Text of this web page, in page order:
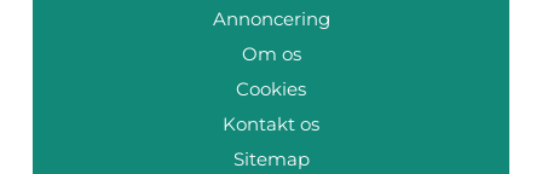
Annoncering
Om os
Cookies
Kontakt os
Sitemap